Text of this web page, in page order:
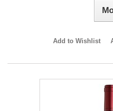
Add to Wishlist